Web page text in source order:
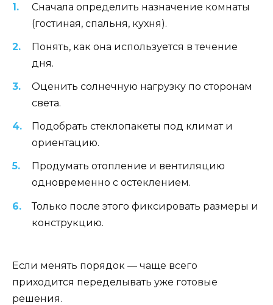
Сначала определить назначение комнаты
(гостиная, спальня, кухня).
Понять, как она используется в течение
дня.
Оценить солнечную нагрузку по сторонам
света.
Подобрать стеклопакеты под климат и
ориентацию.
Продумать отопление и вентиляцию
одновременно с остеклением.
Только после этого фиксировать размеры и
конструкцию.
Если менять порядок — чаще всего
приходится переделывать уже готовые
решения.